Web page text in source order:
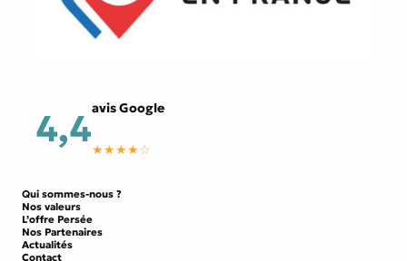
4,4avis Google
★★★★☆
Qui sommes-nous ?
Nos valeurs
L’offre Persée
Nos Partenaires
Actualités
Contact